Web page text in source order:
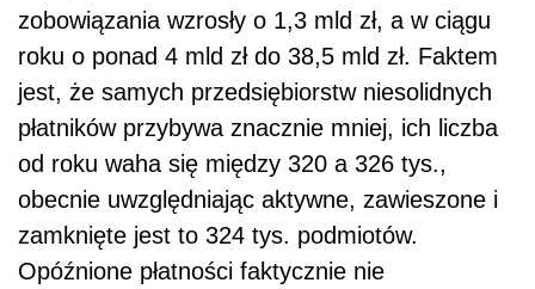
zobowiązania wzrosły o 1,3 mld zł, a w ciągu
roku o ponad 4 mld zł do 38,5 mld zł. Faktem
jest, że samych przedsiębiorstw niesolidnych
płatników przybywa znacznie mniej, ich liczba
od roku waha się między 320 a 326 tys.,
obecnie uwzględniając aktywne, zawieszone i
zamknięte jest to 324 tys. podmiotów.
Opóźnione płatności faktycznie nie